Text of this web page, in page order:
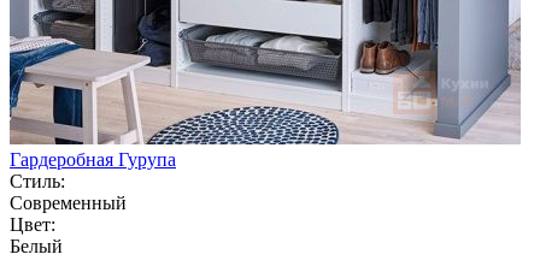
Гардеробная Гурупа
Стиль:
Современный
Цвет:
Белый